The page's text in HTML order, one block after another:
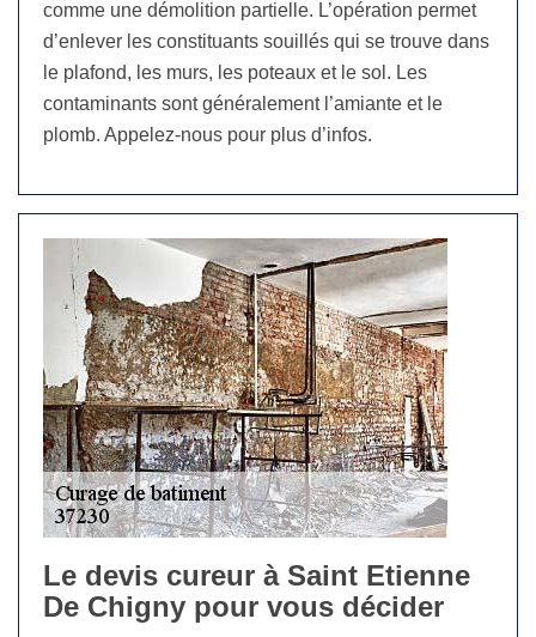
comme une démolition partielle. L’opération permet
d’enlever les constituants souillés qui se trouve dans
le plafond, les murs, les poteaux et le sol. Les
contaminants sont généralement l’amiante et le
plomb. Appelez-nous pour plus d’infos.
Le devis cureur à Saint Etienne
De Chigny pour vous décider